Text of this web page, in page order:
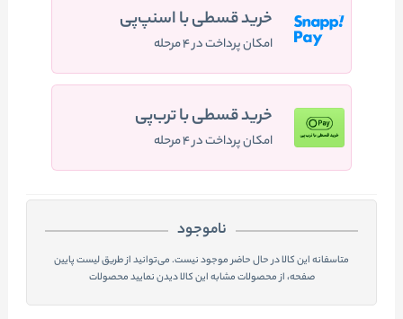
خرید قسطی با اسنپ‌پی
امکان پرداخت در ۴ مرحله
خرید قسطی با ترب‌پی
امکان پرداخت در ۴ مرحله
ناموجود
متاسفانه این کالا در حال حاضر موجود نیست. می‌توانید از طریق لیست پایین
صفحه، از محصولات مشابه این کالا دیدن نمایید محصولات